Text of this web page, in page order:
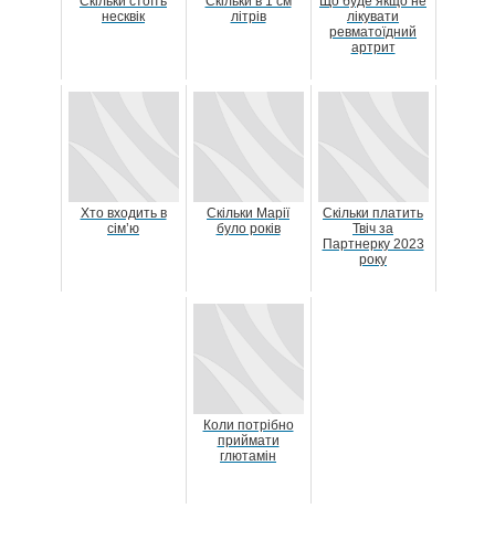
несквік
літрів
лікувати
ревматоїдний
артрит
Хто входить в
сім’ю
Скільки Марії
було років
Скільки платить
Твіч за
Партнерку 2023
року
Коли потрібно
приймати
глютамін